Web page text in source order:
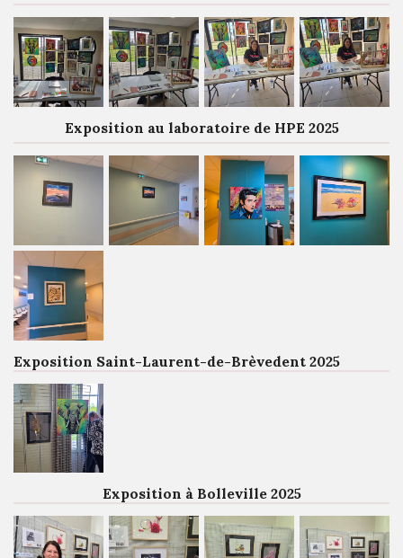
Exposition au laboratoire de HPE 2025
Exposition Saint-Laurent-de-Brèvedent 2025
Exposition à Bolleville 2025